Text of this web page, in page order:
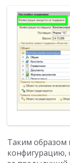
Таким образом
конфигурацию,